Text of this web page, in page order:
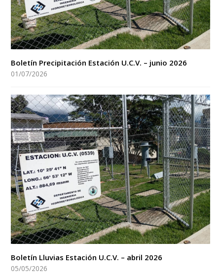
Boletín Precipitación Estación U.C.V. – junio 2026
01/07/2026
Boletín Lluvias Estación U.C.V. – abril 2026
05/05/2026